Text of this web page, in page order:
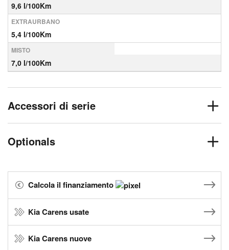
9,6 l/100Km
EXTRAURBANO
5,4 l/100Km
MISTO
7,0 l/100Km
Accessori di serie
Optionals
Calcola il finanziamento
Kia Carens usate
Kia Carens nuove